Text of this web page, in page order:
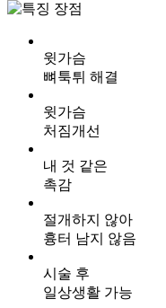
장점
윗가슴
뼈툭튀 해결
윗가슴
처짐개선
내 것 같은
촉감
절개하지 않아
흉터 남지 않음
시술 후
일상생활 가능